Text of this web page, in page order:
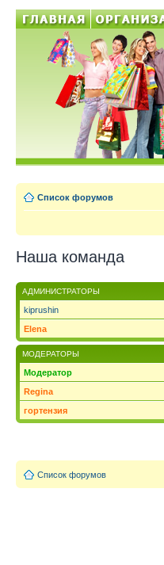
Список форумов
Наша команда
АДМИНИСТРАТОРЫ
kiprushin
Elena
МОДЕРАТОРЫ
Модератор
Regina
гортензия
Список форумов